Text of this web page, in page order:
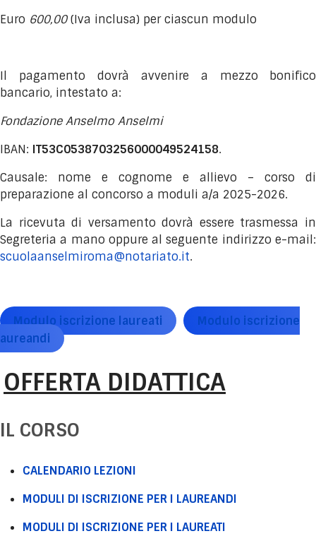
Euro 600,00(Iva inclusa) per ciascun modulo
Il pagamento dovrà avvenire a mezzo
bonifico
bancario, intestato a:
Fondazione Anselmo Anselmi
IBAN: IT53C0538703256000049524158.
Causale: nome e cognome e allievo – corso di
preparazione al concorso a moduli a/a 2025-2026.
La ricevuta di versamento dovrà essere trasmessa in
Segreteria a mano oppure al seguente indirizzo e-mail:
scuolaanselmiroma@notariato.it.
Modulo iscrizione laureati
Modulo iscrizione
OFFERTA DIDATTICA
IL CORSO
CALENDARIO LEZIONI
MODULI DI ISCRIZIONE PER I LAUREANDI
MODULI DI ISCRIZIONE PER I LAUREATI